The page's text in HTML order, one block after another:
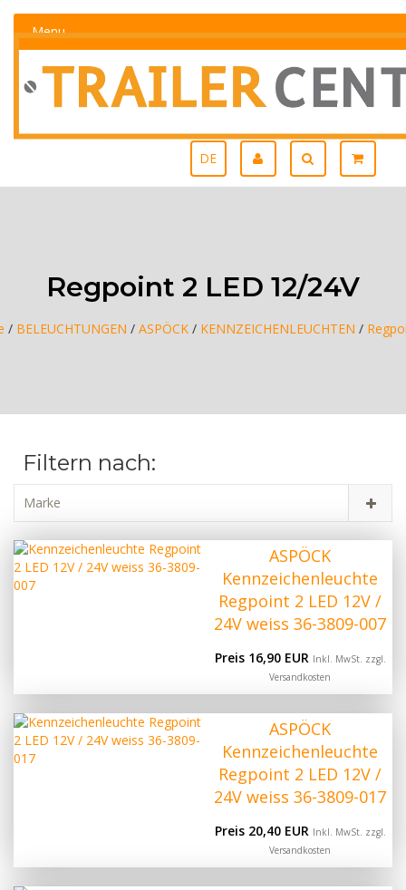
Menu
DE
Regpoint 2 LED 12/24V
/ BELEUCHTUNGEN / ASPÖCK/ KENNZEICHENLEUCHTEN /
Filtern nach:
Marke
ASPÖCK
Kennzeichenleuchte
Regpoint 2 LED 12V /
24V weiss 36-3809-007
Preis 16,90 EUR Inkl. MwSt. zzgl.
Versandkosten
ASPÖCK
Kennzeichenleuchte
Regpoint 2 LED 12V /
24V weiss 36-3809-017
Preis 20,40 EUR Inkl. MwSt. zzgl.
Versandkosten